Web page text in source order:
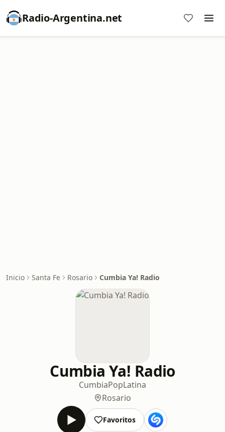
Radio-Argentina.net
Inicio Santa Fe Rosario Cumbia Ya! Radio
Cumbia Ya! Radio
CumbiaPopLatina
Rosario
Favoritos